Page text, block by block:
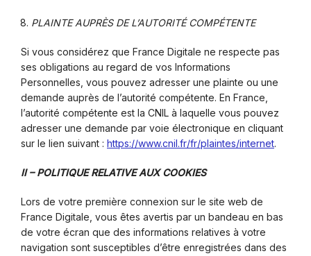
PLAINTE AUPRÈS DE L’AUTORITÉ COMPÉTENTE
Si vous considérez que France Digitale ne respecte pas
ses obligations au regard de vos Informations
Personnelles, vous pouvez adresser une plainte ou une
demande auprès de l’autorité compétente. En France,
l’autorité compétente est la CNIL à laquelle vous pouvez
adresser une demande par voie électronique en cliquant
sur le lien suivant : https://www.cnil.fr/fr/plaintes/internet.
II – POLITIQUE RELATIVE AUX COOKIES
Lors de votre première connexion sur le site web de
France Digitale, vous êtes avertis par un bandeau en bas
de votre écran que des informations relatives à votre
navigation sont susceptibles d’être enregistrées dans des